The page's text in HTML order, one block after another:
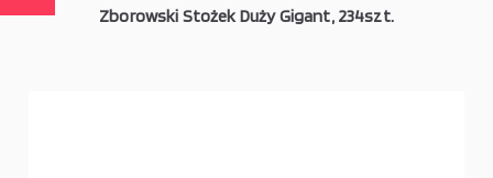
Zborowski Stożek Duży Gigant, 234szt.